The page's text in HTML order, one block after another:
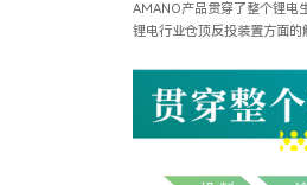
AMANO产品贯穿了整个锂电
锂电行业仓顶反投装置方面的